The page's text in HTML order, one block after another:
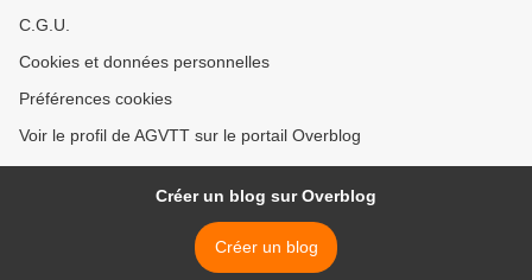
C.G.U.
Cookies et données personnelles
Préférences cookies
Voir le profil de AGVTT sur le portail Overblog
Créer un blog sur Overblog
Créer un blog